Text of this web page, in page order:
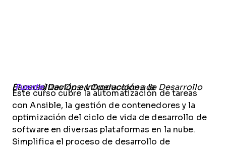
El curso DevOps: Introducción a la Especialización en Operaciones de Desarrollo (Fuente)
Este curso cubre la automatización de tareas
con Ansible, la gestión de contenedores y la
optimización del ciclo de vida de desarrollo de
software en diversas plataformas en la nube.
Simplifica el proceso de desarrollo de